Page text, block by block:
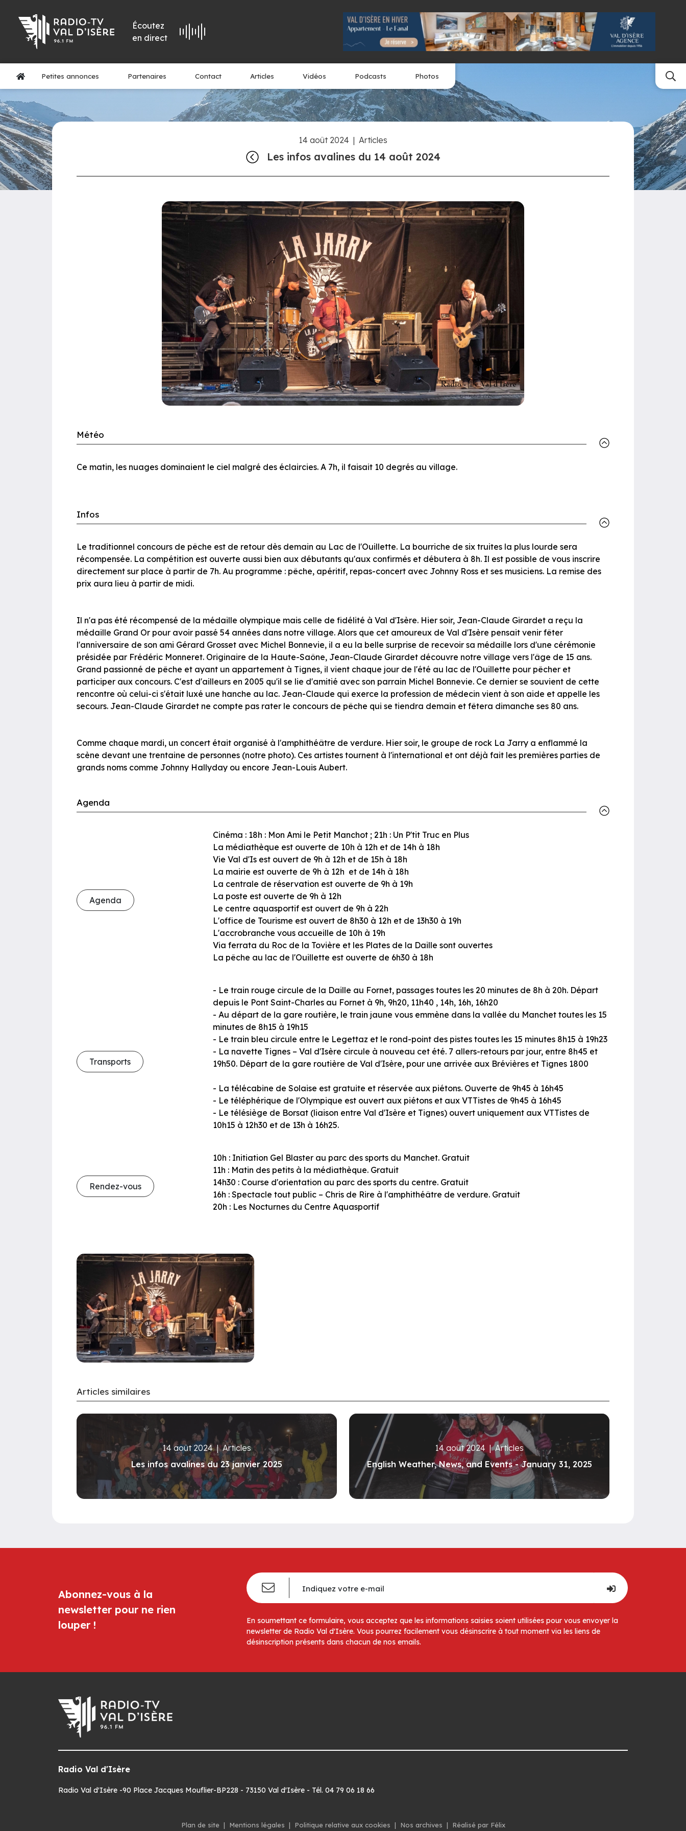
Écoutez
en direct
Petites annonces Partenaires Contact Articles Vidéos Podcasts Photos
14 août 2024 | Articles
Les infos avalines du 14 août 2024
Météo
Ce matin, les nuages dominaient le ciel malgré des éclaircies. A 7h, il faisait 10 degrés au village.
Infos
Le traditionnel concours de pêche est de retour dès demain au Lac de l'Ouillette. La bourriche de six truites la plus lourde sera
récompensée. La compétition est ouverte aussi bien aux débutants qu'aux confirmés et débutera à 8h. Il est possible de vous inscrire
directement sur place à partir de 7h. Au programme : pêche, apéritif, repas-concert avec Johnny Ross et ses musiciens. La remise des
prix aura lieu à partir de midi.
Il n'a pas été récompensé de la médaille olympique mais celle de fidélité à Val d'Isère. Hier soir, Jean-Claude Girardet a reçu la
médaille Grand Or pour avoir passé 54 années dans notre village. Alors que cet amoureux de Val d'Isère pensait venir fêter
l'anniversaire de son ami Gérard Grosset avec Michel Bonnevie, il a eu la belle surprise de recevoir sa médaille lors d'une cérémonie
présidée par Frédéric Monneret. Originaire de la Haute-Saône, Jean-Claude Girardet découvre notre village vers l'âge de 15 ans.
Grand passionné de pêche et ayant un appartement à Tignes, il vient chaque jour de l'été au lac de l'Ouillette pour pêcher et
participer aux concours. C'est d'ailleurs en 2005 qu'il se lie d'amitié avec son parrain Michel Bonnevie. Ce dernier se souvient de cette
rencontre où celui-ci s'était luxé une hanche au lac. Jean-Claude qui exerce la profession de médecin vient à son aide et appelle les
secours. Jean-Claude Girardet ne compte pas rater le concours de pêche qui se tiendra demain et fêtera dimanche ses 80 ans.
Comme chaque mardi, un concert était organisé à l'amphithéâtre de verdure. Hier soir, le groupe de rock La Jarry a enflammé la
scène devant une trentaine de personnes (notre photo). Ces artistes tournent à l'international et ont déjà fait les premières parties de
grands noms comme Johnny Hallyday ou encore Jean-Louis Aubert.
Agenda
Agenda
Cinéma : 18h : Mon Ami le Petit Manchot ; 21h : Un P'tit Truc en Plus
La médiathèque est ouverte de 10h à 12h et de 14h à 18h
Vie Val d'Is est ouvert de 9h à 12h et de 15h à 18h
La mairie est ouverte de 9h à 12h et de 14h à 18h
La centrale de réservation est ouverte de 9h à 19h
La poste est ouverte de 9h à 12h
Le centre aquasportif est ouvert de 9h à 22h
L'office de Tourisme est ouvert de 8h30 à 12h et de 13h30 à 19h
L'accrobranche vous accueille de 10h à 19h
Via ferrata du Roc de la Tovière et les Plates de la Daille sont ouvertes
La pêche au lac de l'Ouillette est ouverte de 6h30 à 18h
Transports
- Le train rouge circule de la Daille au Fornet, passages toutes les 20 minutes de 8h à 20h. Départ
depuis le Pont Saint-Charles au Fornet à 9h, 9h20, 11h40 , 14h, 16h, 16h20
- Au départ de la gare routière, le train jaune vous emmène dans la vallée du Manchet toutes les 15
minutes de 8h15 à 19h15
- Le train bleu circule entre le Legettaz et le rond-point des pistes toutes les 15 minutes 8h15 à 19h23
- La navette Tignes – Val d'Isère circule à nouveau cet été. 7 allers-retours par jour, entre 8h45 et
19h50. Départ de la gare routière de Val d'Isère, pour une arrivée aux Brévières et Tignes 1800
- La télécabine de Solaise est gratuite et réservée aux piétons. Ouverte de 9h45 à 16h45
- Le téléphérique de l'Olympique est ouvert aux piétons et aux VTTistes de 9h45 à 16h45
- Le télésiège de Borsat (liaison entre Val d'Isère et Tignes) ouvert uniquement aux VTTistes de
10h15 à 12h30 et de 13h à 16h25.
Rendez-vous
10h : Initiation Gel Blaster au parc des sports du Manchet. Gratuit
11h : Matin des petits à la médiathèque. Gratuit
14h30 : Course d'orientation au parc des sports du centre. Gratuit
16h : Spectacle tout public – Chris de Rire à l'amphithéâtre de verdure. Gratuit
20h : Les Nocturnes du Centre Aquasportif
Articles similaires
14 août 2024 | Articles
Les infos avalines du 23 janvier 2025
14 août 2024 | Articles
English Weather, News, and Events - January 31, 2025
Abonnez-vous à la
newsletter pour ne rien
louper !
En soumettant ce formulaire, vous acceptez que les informations saisies soient utilisées pour vous envoyer la
newsletter de Radio Val d'Isère. Vous pourrez facilement vous désinscrire à tout moment via les liens de
désinscription présents dans chacun de nos emails.
Radio Val d'Isère
Radio Val d'Isère -90 Place Jacques Mouflier-BP228 - 73150 Val d'Isère - Tél. 04 79 06 18 66
Plan de site | Mentions légales | Politique relative aux cookies | Nos archives | Réalisé par Félix